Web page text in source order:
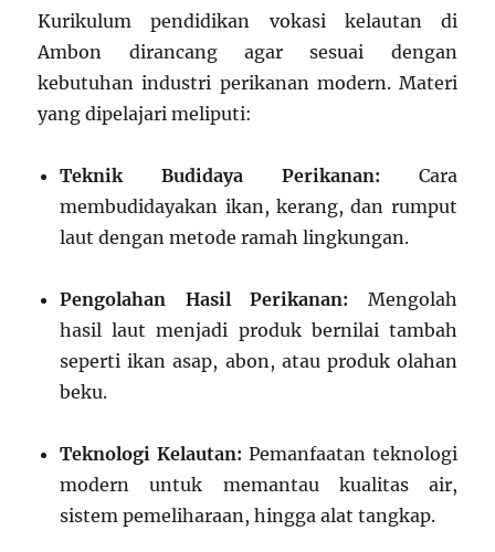
Kurikulum pendidikan vokasi kelautan di
Ambon dirancang agar sesuai dengan
kebutuhan industri perikanan modern. Materi
yang dipelajari meliputi:
Teknik Budidaya Perikanan: Cara
membudidayakan ikan, kerang, dan rumput
laut dengan metode ramah lingkungan.
Pengolahan Hasil Perikanan: Mengolah
hasil laut menjadi produk bernilai tambah
seperti ikan asap, abon, atau produk olahan
beku.
Teknologi Kelautan: Pemanfaatan teknologi
modern untuk memantau kualitas air,
sistem pemeliharaan, hingga alat tangkap.